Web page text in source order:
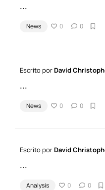
...
News 0 0
Escrito porDavid
...
News 0 0
Escrito porDavid
...
Analysis 0 0